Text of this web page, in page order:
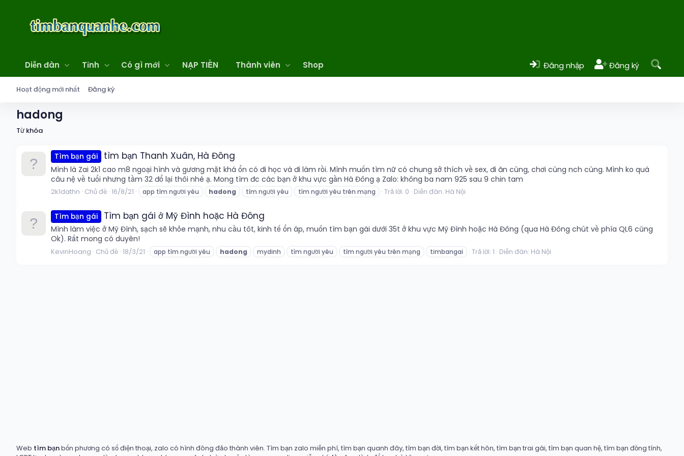
Diễn đàn Tỉnh Có gì mới NẠP TIỀN Thành viên Shop Đăng nhập Đăng ký
Hoạt động mới nhất Đăng ký
hadong
Từ khóa
Tìm bạn gái tìm bạn Thanh Xuân, Hà Đông
Mình là Zai 2k1 cao m8 ngoại hình và gương mặt khá ổn có đi học và đi làm rồi. Mình muốn tìm nữ có chung sở thích về sex, đi ăn cùng, chơi cùng nch cùng. Mình ko quá
câu nệ về tuổi nhưng tầm 32 đổ lại thôi nhé ạ. Mong tìm đc các bạn ở khu vực gần Hà Đông ạ Zalo: không ba nam 925 sau 9 chin tam
2k1dathn Chủ đề 16/8/21 app tìm người yêu hadong tìm người yêu tìm người yêu trên mạng Trả lời: 0 Diễn đàn: Hà Nội
Tìm bạn gái Tìm bạn gái ở Mỹ Đình hoặc Hà Đông
Mình làm việc ở Mỹ Đình, sạch sẽ khỏe mạnh, nhu cầu tôt, kinh tế ổn áp, muốn tìm bạn gái dưới 35t ở khu vực Mỹ Đình hoặc Hà Đông (qua Hà Đông chút về phía QL6 cũng
Ok). Rất mong có duyên!
KevinHoang Chủ đề 18/3/21 app tìm người yêu hadong mydinh tìm người yêu tìm người yêu trên mạng timbangai Trả lời: 1 Diễn đàn: Hà Nội
Web tìm bạnbốn phương có số điện thoại, zalo có hình đông đảo thành viên. Tìm bạn zalo miễn phí, tìm bạn quanh đây, tìm bạn đời, tìm bạn kết hôn, tìm bạn trai gái, tìm bạn quan hệ, tìm bạn đồng tính,